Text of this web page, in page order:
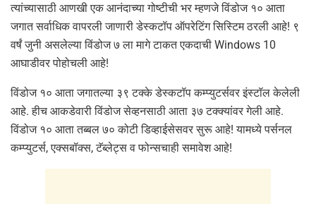
त्यांच्यासाठी आणखी एक आनंदाच्या गोष्टीची भर म्हणजे विंडोज १० आता
जगात सर्वाधिक वापरली जाणारी डेस्कटॉप ऑपरेटिंग सिस्टिम ठरली आहे! ९
वर्षं जुनी असलेल्या विंडोज ७ ला मागे टाकत एकदाची Windows 10
आघाडीवर पोहोचली आहे!
विंडोज १० आता जगातल्या ३९ टक्के डेस्कटॉप कम्प्युटर्सवर इंस्टॉल केलेली
आहे. हीच आकडेवारी विंडोज सेव्हनसाठी आता ३७ टक्क्यांवर गेली आहे.
विंडोज १० आता तब्बल ७० कोटी डिव्हाईसेसवर सुरू आहे! यामध्ये पर्सनल
कम्प्युटर्स, एक्सबॉक्स, टॅब्लेट्स व फोन्सचाही समावेश आहे!